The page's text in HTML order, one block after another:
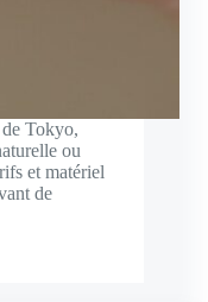
Tokyo,
ou
et matériel
de